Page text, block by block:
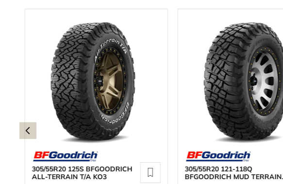
305/55R20 125S BFGOODRICH
ALL-TERRAIN T/A KO3
305/55R20 121-118Q
BFGOODRICH MUD TERRAIN